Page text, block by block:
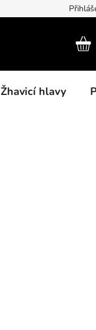
Žhavicí hlavy